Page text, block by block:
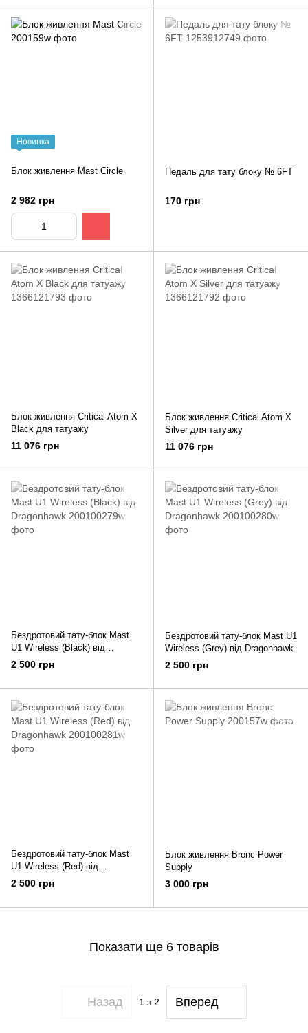
Новинка
Блок живлення Mast Circle
2 982 грн
Педаль для тату блоку № 6FT
170 грн
Блок живлення Critical Atom X
Black для татуажу
11 076 грн
Блок живлення Critical Atom X
Silver для татуажу
11 076 грн
Бездротовий тату-блок Mast
U1 Wireless (Black) від
Dragonhawk
2 500 грн
Бездротовий тату-блок Mast U1
Wireless (Grey) від Dragonhawk
2 500 грн
Бездротовий тату-блок Mast
U1 Wireless (Red) від
Dragonhawk
2 500 грн
Блок живлення Bronc Power
Supply
3 000 грн
Показати ще 6 товарів
Назад 1з 2 Вперед